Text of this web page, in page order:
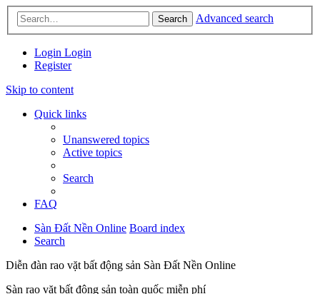
Search Advanced search
Login Login
Register
Skip to content
Quick links
Unanswered topics
Active topics
Search
FAQ
Sàn Đất Nền Online Board index
Search
Diễn đàn rao vặt bất động sản Sàn Đất Nền Online
Sàn rao vặt bất động sản toàn quốc miễn phí